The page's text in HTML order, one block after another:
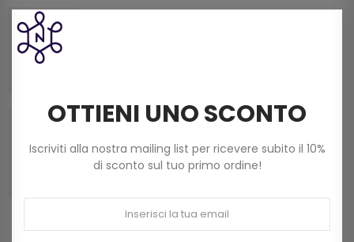
Chiusura A Molla Per Borse Cm 20 X 9
Chiusura A Molla Clutch Per Borse Cm 18 X 8,5
OTTIENI UNO SCONTO
Iscriviti alla nostra mailing list per ricevere subito il 10%
di sconto sul tuo primo ordine!